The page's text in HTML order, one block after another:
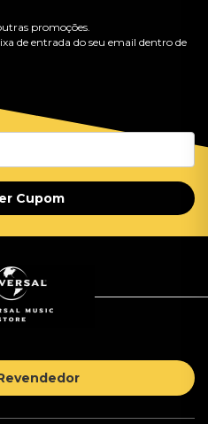
promoções.
de entrada do seu email dentro de
Cupom